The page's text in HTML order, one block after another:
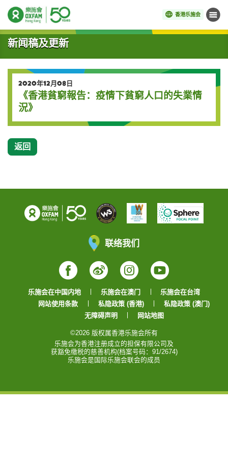
香港乐施会 菜单
开始主要内容
新闻稿及更新
2020年12月08日
《香港貧窮報告：疫情下貧窮人口的失業情
況》
返回
联络我们
Facebook
WeiboInstagram
YouTube
乐施会在中国内地 乐施会在澳门
乐施会在台湾
网站使用条款
私隐政策 (香港)
私隐政策 (澳门)
无障碍声明
网站地图
©2026 版权属香港乐施会所有
乐施会为香港注册成立的担保有限公司及
获豁免缴税的慈善机构(档案号码：91/2674)
乐施会是国际乐施会联会的成员